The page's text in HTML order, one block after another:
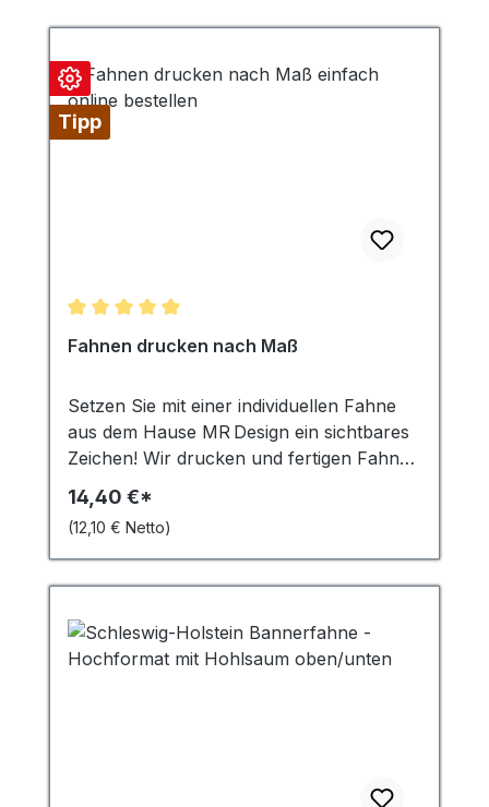
Tipp
Durchschnittliche Bewertung von 4.94 von 5
Fahnen drucken nach Maß
Setzen Sie mit einer individuellen Fahne
aus dem Hause MR Design ein sichtbares
Zeichen! Wir drucken und fertigen Fahnen
exakt nach Ihren Vorgaben – in jeder
Größe, mit brillanter Farbwiedergabe,
langlebigem Material und professioneller
Verarbeitung. Ideal für Unternehmen,
Vereine oder Veranstaltungspromotion.
Ihre Vorteile auf einen Blick
Maßanfertigung in jeder Größe & Form
Wetterfest, UV‑beständig & B1 zertifiziert
14,40 €*
(12,10 € Netto)